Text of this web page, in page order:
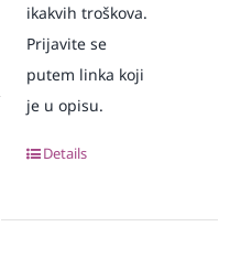
ikakvih troškova.
Prijavite se
putem linka koji
je u opisu.
Details